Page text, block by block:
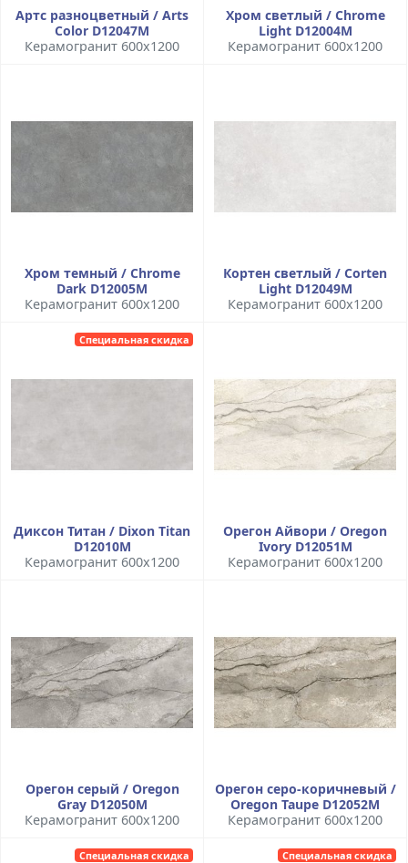
Артс разноцветный / Arts
Color D12047M
Керамогранит 600x1200
Хром светлый / Chrome
Light D12004M
Керамогранит 600x1200
Хром темный / Chrome
Dark D12005M
Керамогранит 600x1200
Кортен светлый / Corten
Light D12049M
Керамогранит 600x1200
Специальная скидка
Диксон Титан / Dixon Titan
D12010M
Керамогранит 600x1200
Орегон Айвори / Oregon
Ivory D12051M
Керамогранит 600x1200
Орегон серый / Oregon
Gray D12050M
Керамогранит 600x1200
Орегон серо-коричневый /
Oregon Taupe D12052M
Керамогранит 600x1200
Специальная скидка Специальная скидка